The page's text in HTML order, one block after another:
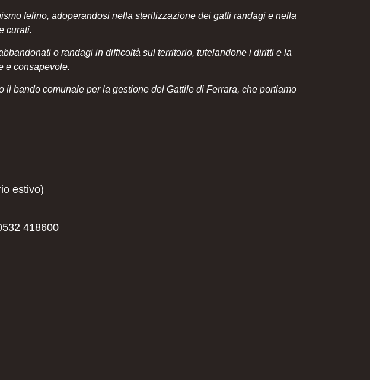
felino, adoperandosi nella sterilizzazione dei gatti randagi e nella
curati.
o randagi in difficoltà sul territorio, tutelandone i diritti e la
e consapevole.
bando comunale per la gestione del Gattile di Ferrara, che portiamo
estivo)
418600